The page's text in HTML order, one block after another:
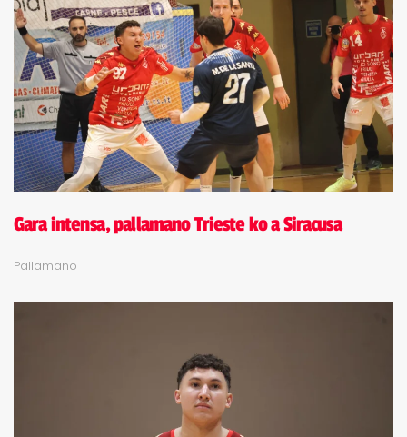
Gara intensa, pallamano Trieste ko a Siracusa
Pallamano